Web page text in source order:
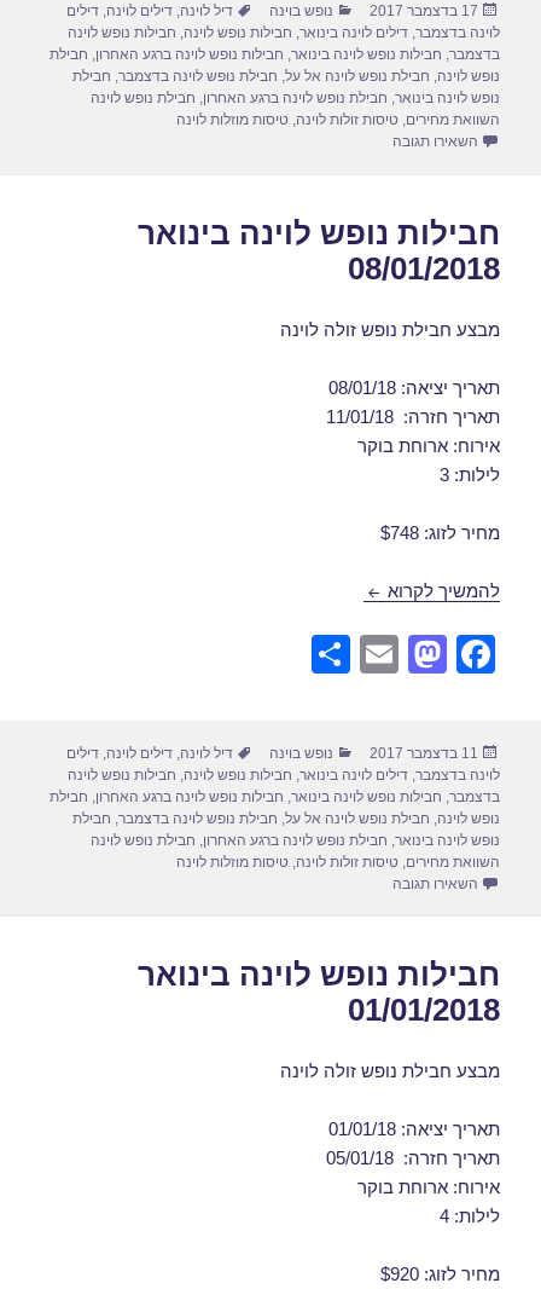
e
b
o
o
o
d
o
n
e
פורסם
בתאריך
17 בדצמבר 2017 קטגוריות
נופש בוינה תגיות
דיל לוינה,דילים לוינה,דילים
לוינה בדצמבר,דילים לוינה בינואר, חבילות נופש לוינה, חבילות נופש לוינה
בדצמבר, חבילות נופש לוינה בינואר, חבילות נופש לוינה ברגע האחרון, חבילת
נופש לוינה, חבילת נופש לוינה אל על, חבילת נופש לוינה בדצמבר, חבילת
נופש לוינה בינואר, חבילת נופש לוינה ברגע האחרון, חבילת נופש לוינה
השוואת מחירים,טיסות זולות לוינה,טיסות מוזלות לוינה
השאירו תגובה
חבילות נופש לוינה בינואר
08/01/2018
מבצע חבילת נופש זולה לוינה
תאריך יציאה: 08/01/18
תאריך חזרה: 11/01/18
אירוח: ארוחת בוקר
לילות: 3
מחיר לזוג: $748
להמשיך לקרוא חבילות נופש לוינה בינואר 08/01/2018
F
e
b
o
o
M
o
d
o
n
E
e
פורסם
בתאריך
11 בדצמבר 2017 קטגוריות
נופש בוינה תגיות
דיל לוינה ,דילים לוינה ,דילים
לוינה בדצמבר ,דילים לוינה בינואר חבילות נופש לוינה חבילות נופש לוינה
בדצמבר חבילות נופש לוינה בינואר חבילות נופש לוינה ברגע האחרון חבילת
נופש לוינה חבילת נופש לוינה אל על חבילת נופש לוינה בדצמבר חבילת
נופש לוינה בינואר חבילת נופש לוינה ברגע האחרון חבילת נופש לוינה
השוואת מחירים ,טיסות זולות לוינה ,טיסות מוזלות לוינה
השאירו תגובה
חבילות נופש לוינה בינואר
01/01/2018
מבצע חבילת נופש זולה לוינה
תאריך יציאה: 01/01/18
תאריך חזרה: 05/01/18
אירוח: ארוחת בוקר
לילות: 4
מחיר לזוג: $920